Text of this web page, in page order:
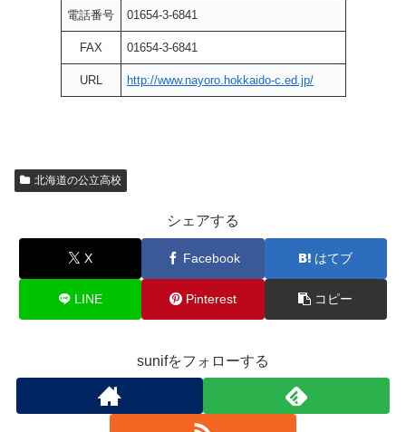
電話番号 01654-3-6841
FAX 01654-3-6841
URL http://www.nayoro.hokkaido-c.ed.jp/
北海道の公立高校
シェアする
X Facebook はてブ
LINE Pinterest コピー
sunifをフォローする